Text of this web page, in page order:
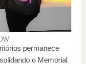
permanece
o Memorial